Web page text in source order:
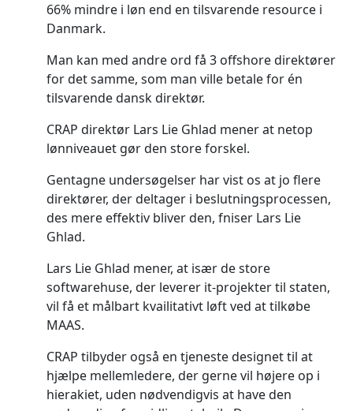
66% mindre i løn end en tilsvarende resource i
Danmark.
Man kan med andre ord få 3 offshore direktører
for det samme, som man ville betale for én
tilsvarende dansk direktør.
CRAP direktør Lars Lie Ghlad mener at netop
lønniveauet gør den store forskel.
Gentagne undersøgelser har vist os at jo flere
direktører, der deltager i beslutningsprocessen,
des mere effektiv bliver den, fniser Lars Lie
Ghlad.
Lars Lie Ghlad mener, at især de store
softwarehuse, der leverer it-projekter til staten,
vil få et målbart kvailitativt løft ved at tilkøbe
MAAS.
CRAP tilbyder også en tjeneste designet til at
hjælpe mellemledere, der gerne vil højere op i
hierakiet, uden nødvendigvis at have den